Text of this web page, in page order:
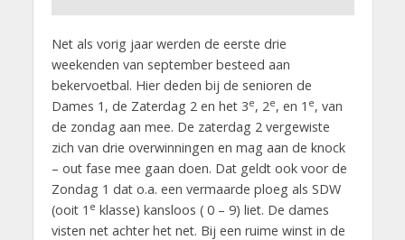
Net als vorig jaar werden de eerste drie
weekenden van september besteed aan
bekervoetbal. Hier deden bij de senioren de
Dames 1, de Zaterdag 2 en het 3e, 2e, en 1 e, van
de zondag aan mee. De zaterdag 2 vergewiste
zich van drie overwinningen en mag aan de knock
– out fase mee gaan doen. Dat geldt ook voor de
Zondag 1 dat o.a. een vermaarde ploeg als SDW
(ooit 1 e klasse) kansloos ( 0 – 9) liet. De dames
visten net achter het net. Bij een ruime winst in de